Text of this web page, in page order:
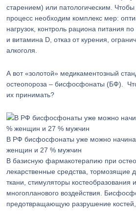
старением) или патологическим. Чтобы
процесс необходим комплекс мер:
нагрузок, контроль рациона питания
и витамина D, отказ от курения,
алкоголя.
А вот «золотой» медикаментозный
остеопороза – бисфосфонаты (БФ). Что
их принимать?
В РФ бисфосфонаты уже можно
женщин и 27 % мужчин
В базисную фармакотерапию при
лекарственные средства, тормозящие
ткани, стимуляторы костеобразования
многопланового воздействия.
предотвращающую разрушение костей,